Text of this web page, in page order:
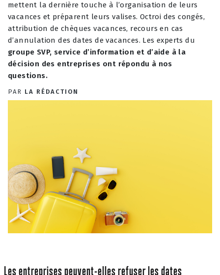
mettent la dernière touche à l’organisation de leurs
vacances et préparent leurs valises. Octroi des congés,
attribution de chèques vacances, recours en cas
d’annulation des dates de vacances. Les experts du
groupe SVP, service d’information et d’aide à la
décision des entreprises ont répondu à nos
questions.
PAR LA RÉDACTION
Les entreprises peuvent-elles refuser les dates